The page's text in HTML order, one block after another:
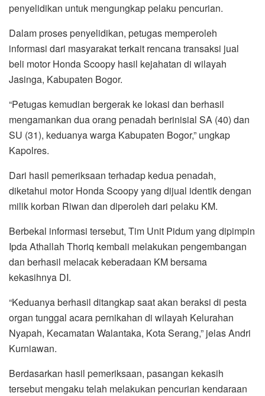
penyelidikan untuk mengungkap pelaku pencurian.
Dalam proses penyelidikan, petugas memperoleh
informasi dari masyarakat terkait rencana transaksi jual
beli motor Honda Scoopy hasil kejahatan di wilayah
Jasinga, Kabupaten Bogor.
“Petugas kemudian bergerak ke lokasi dan berhasil
mengamankan dua orang penadah berinisial SA (40) dan
SU (31), keduanya warga Kabupaten Bogor,” ungkap
Kapolres.
Dari hasil pemeriksaan terhadap kedua penadah,
diketahui motor Honda Scoopy yang dijual identik dengan
milik korban Riwan dan diperoleh dari pelaku KM.
Berbekal informasi tersebut, Tim Unit Pidum yang dipimpin
Ipda Athallah Thoriq kembali melakukan pengembangan
dan berhasil melacak keberadaan KM bersama
kekasihnya DI.
“Keduanya berhasil ditangkap saat akan beraksi di pesta
organ tunggal acara pernikahan di wilayah Kelurahan
Nyapah, Kecamatan Walantaka, Kota Serang,” jelas Andri
Kurniawan.
Berdasarkan hasil pemeriksaan, pasangan kekasih
tersebut mengaku telah melakukan pencurian kendaraan